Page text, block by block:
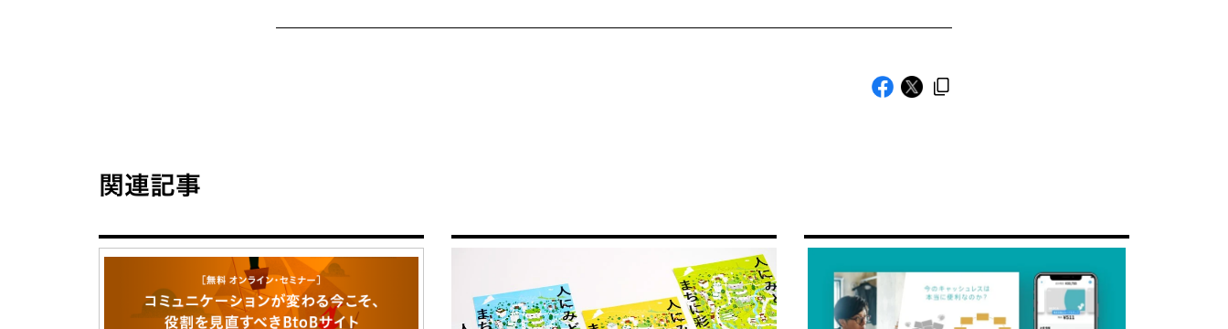
関連記事